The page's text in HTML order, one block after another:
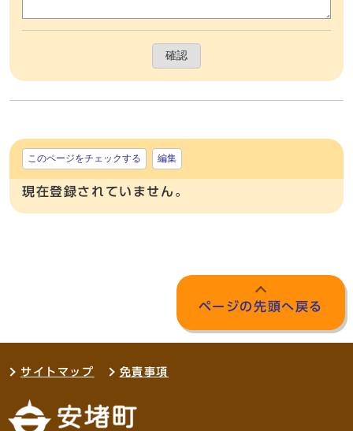
確認
このページをチェックする 編集
現在登録されていません。
ページの先頭へ戻る
サイトマップ 免責事項